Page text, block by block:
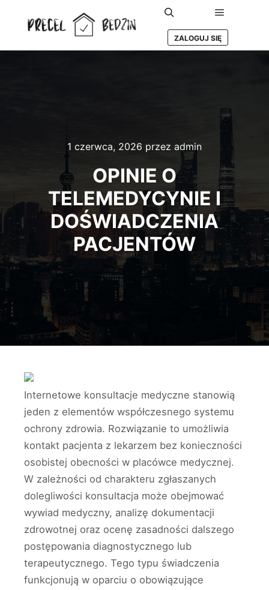
Szukaj Główne
ZALOGUJ SIĘ
1 czerwca, 2026 przez admin
OPINIE O
TELEMEDYCYNIE I
DOŚWIADCZENIA
PACJENTÓW
Internetowe konsultacje medyczne stanowią
jeden z elementów współczesnego systemu
ochrony zdrowia. Rozwiązanie to umożliwia
kontakt pacjenta z lekarzem bez konieczności
osobistej obecności w placówce medycznej.
W zależności od charakteru zgłaszanych
dolegliwości konsultacja może obejmować
wywiad medyczny, analizę dokumentacji
zdrowotnej oraz ocenę zasadności dalszego
postępowania diagnostycznego lub
terapeutycznego. Tego typu świadczenia
funkcjonują w oparciu o obowiązujące